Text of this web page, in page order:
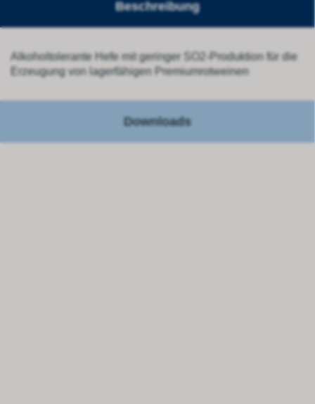
Beschreibung
Alkoholtolerante Hefe mit geringer SO2-Produktion für die
Erzeugung von lagerfähigen Premiumrotweinen
Downloads